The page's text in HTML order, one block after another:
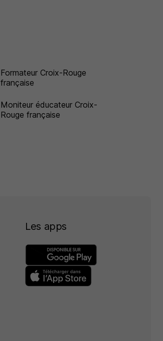
Formateur Croix-Rouge
française
Moniteur éducateur Croix-
Rouge française
Les apps